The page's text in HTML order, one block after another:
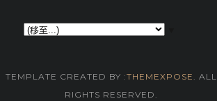
TEMPLATE CREATED BY :THEMEXPOSE . ALL
RIGHTS RESERVED.